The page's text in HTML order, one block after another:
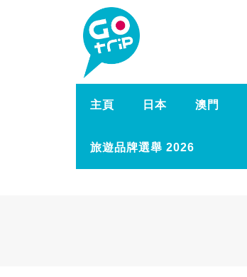
主頁 日本 澳門
旅遊品牌選舉 2026